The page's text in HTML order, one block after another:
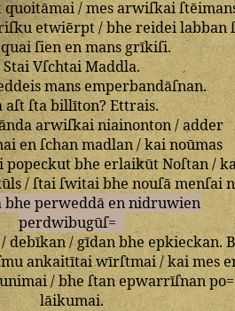
quoitāmai/mesarwiſkai
etwiērpt/bhereideilabban
quaiſienenmans grīkiſi.
StaiVſchtaiMaddla.
mansemperbandāſnan.
aſtſtabillīton?Ettrais.
arwiſkainiainonton/adder
enſchanmadlan/kai noūmas
popeckut bheerlaikūtNoſtan/
/ſtaiſwitaibhenouſāmenſai
bhe perweddā en nidruwien
perdwibugūſ=
debīkan/gīdanbhe epkieckan.
ankaitītai wīrſtmai/kaimes
/bheſtanepwarrīſnanpo=
lāikumai.